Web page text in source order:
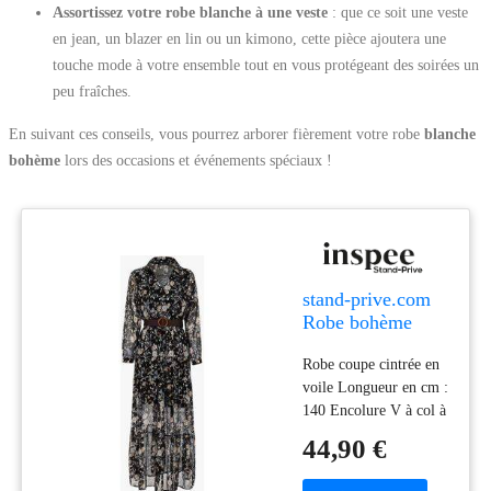
Assortissez votre robe blanche à une veste : que ce soit une veste
en jean, un blazer en lin ou un kimono, cette pièce ajoutera une
touche mode à votre ensemble tout en vous protégeant des soirées un
peu fraîches.
En suivant ces conseils, vous pourrez arborer fièrement votre robe blanche
bohème lors des occasions et événements spéciaux !
stand-prive.com
Robe bohème
blanches - noir
noir 36 female
Robe coupe cintrée en
voile Longueur en cm :
140 Encolure V à col à
Poignets boutonnés
Imprimé fleurs
44,90 €